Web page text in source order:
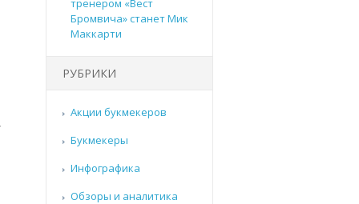
тренером «Вест
Бромвича» станет Мик
Маккарти
РУБРИКИ
Акции букмекеров
Букмекеры
Инфографика
Обзоры и аналитика